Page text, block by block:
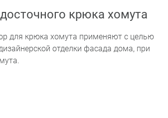
крюка хомута
для крюка хомута применяют с целью
отделки фасада дома, при